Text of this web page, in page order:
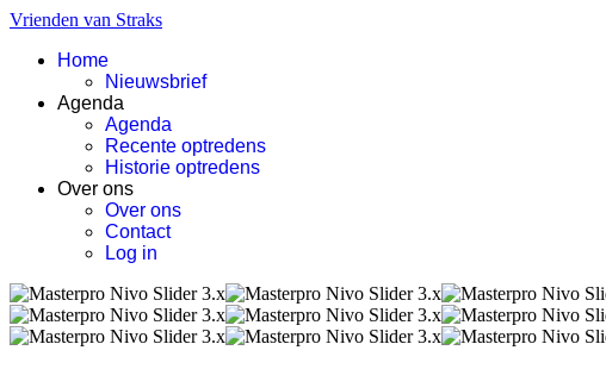
Vrienden van Straks
Home
Nieuwsbrief
Agenda
Agenda
Recente optredens
Historie optredens
Over ons
Over ons
Contact
Log in